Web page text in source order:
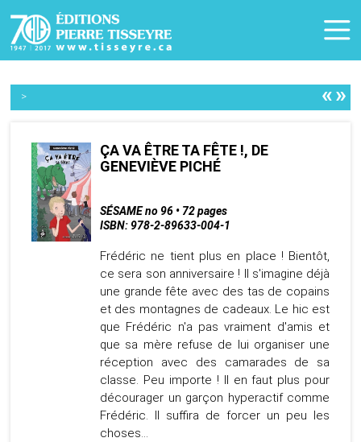
> «»
ÇA VA ÊTRE TA FÊTE !, DE
GENEVIÈVE PICHÉ
SÉSAME no 96 • 72 pages
ISBN: 978-2-89633-004-1
Frédéric ne tient plus en place ! Bientôt,
ce sera son anniversaire ! Il s'imagine déjà
une grande fête avec des tas de copains
et des montagnes de cadeaux. Le hic est
que Frédéric n'a pas vraiment d'amis et
que sa mère refuse de lui organiser une
réception avec des camarades de sa
classe. Peu importe ! Il en faut plus pour
décourager un garçon hyperactif comme
Frédéric. Il suffira de forcer un peu les
choses...